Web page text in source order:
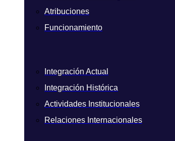
Atribuciones
Funcionamiento
Integración Actual
Integración Histórica
Actividades Institucionales
Relaciones Internacionales